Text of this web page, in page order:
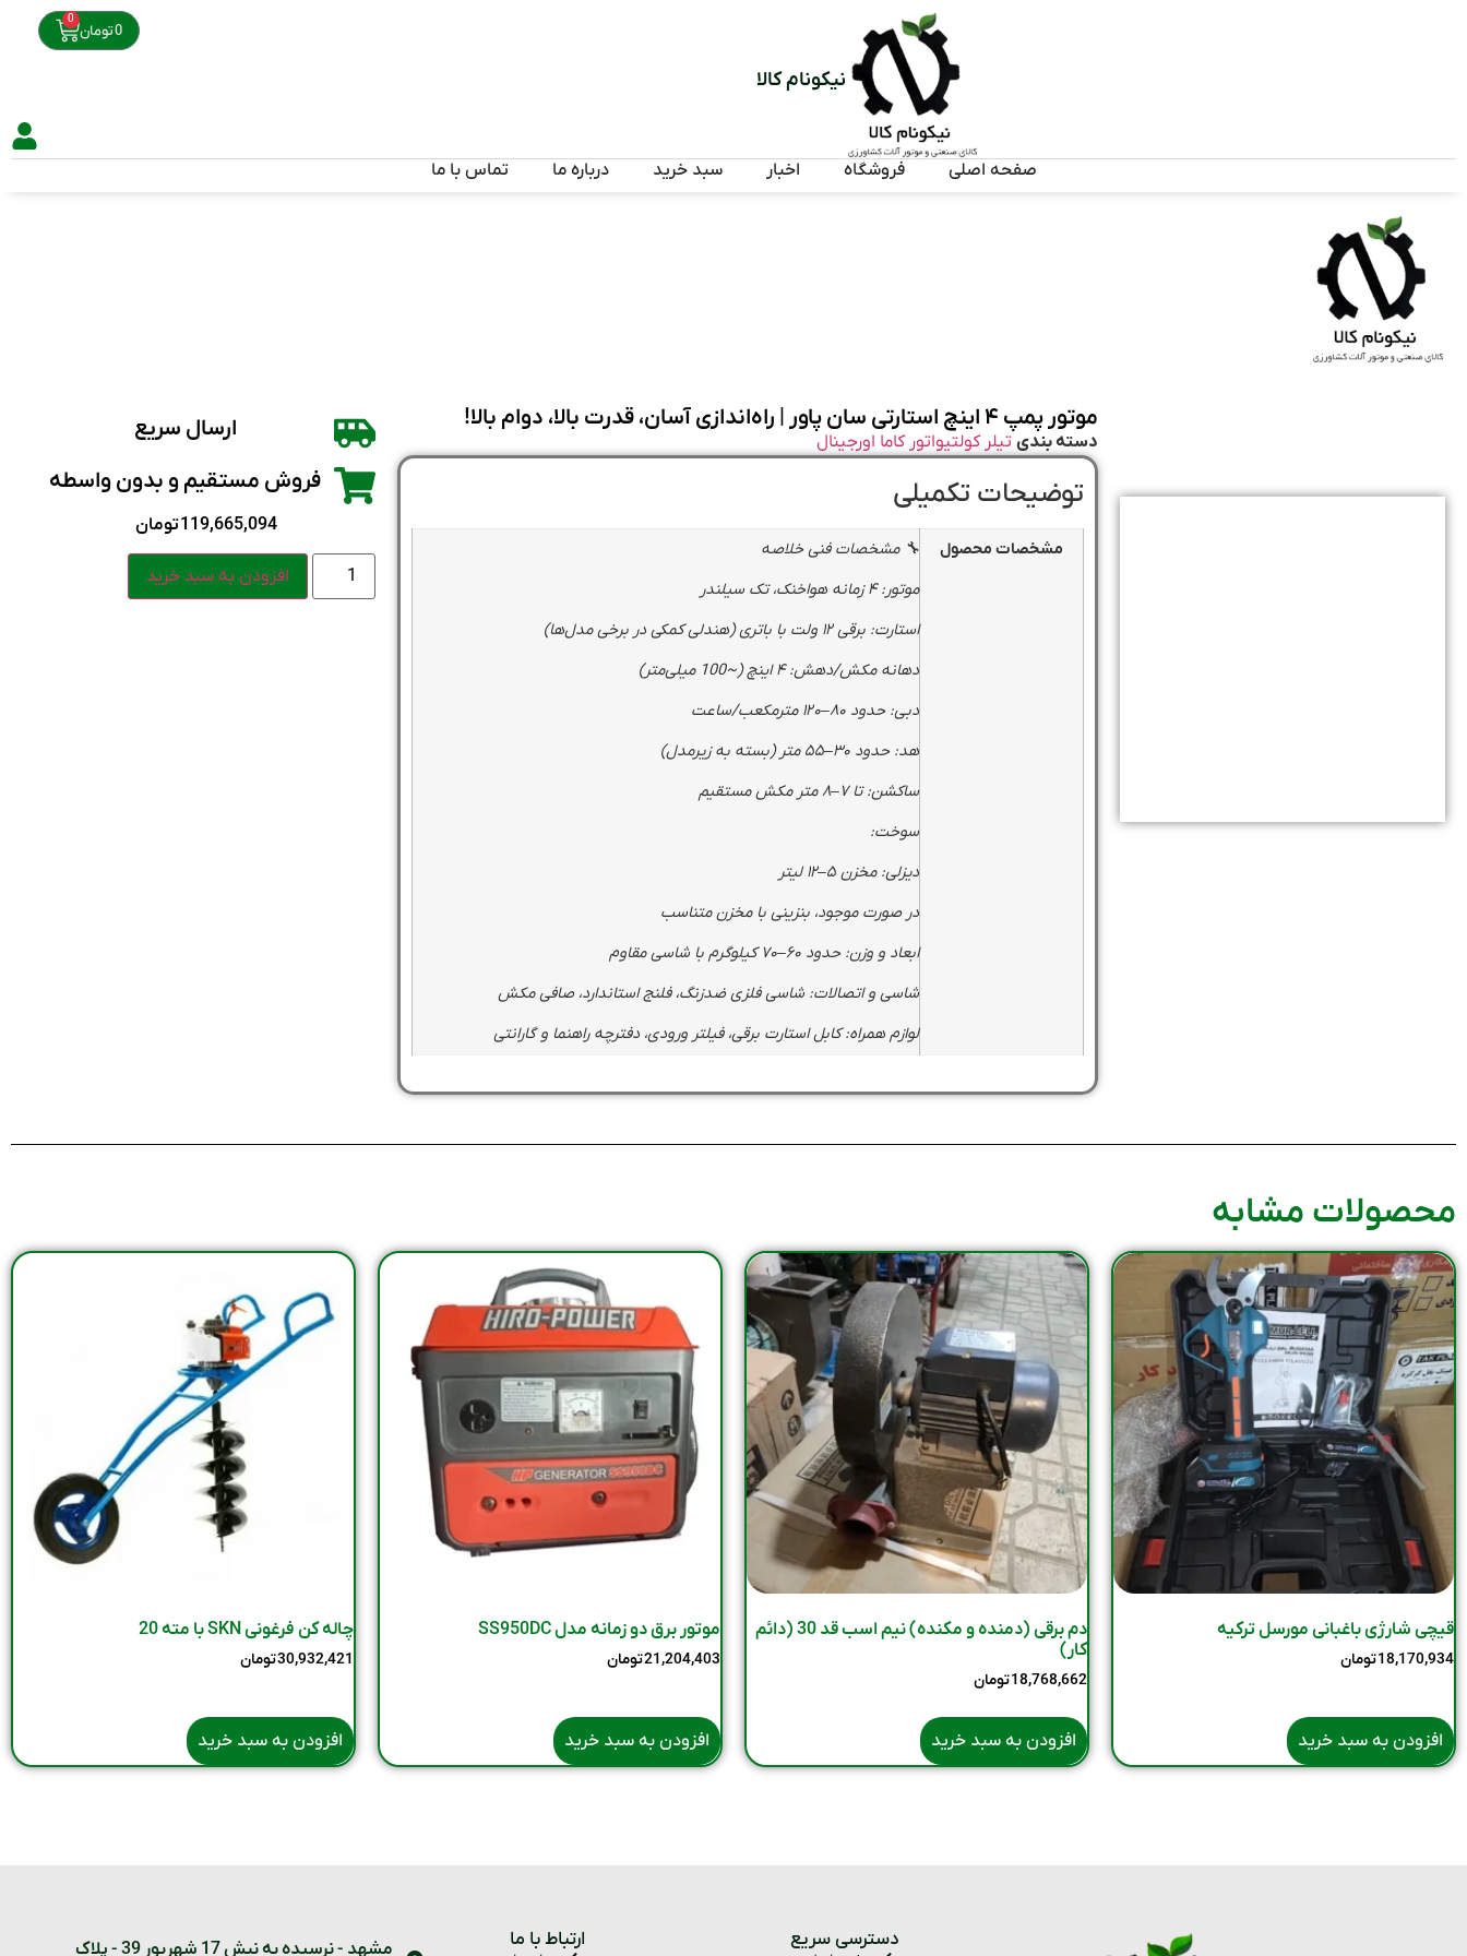
0تومان
0
نیکونام کالا
صفحه اصلی فروشگاه اخبار سبد خرید درباره ما تماس با ما
موتور پمپ ۴ اینچ استارتی سان پاور | راه‌اندازی آسان، قدرت بالا، دوام بالا!
دسته بندی تیلر کولتیواتور کاما اورجینال
توضیحات تکمیلی
مشخصات محصول
🔧 مشخصات فنی خلاصه
موتور: ۴ زمانه هواخنک، تک سیلندر
استارت: برقی ۱۲ ولت با باتری (هندلی کمکی در برخی مدل‌ها)
دهانه مکش/دهش: ۴ اینچ (~100 میلی‌متر)
دبی: حدود ۸۰–۱۲۰ مترمکعب/ساعت
هد: حدود ۳۰–۵۵ متر (بسته به زیرمدل)
ساکشن: تا ۷–۸ متر مکش مستقیم
سوخت:
دیزلی: مخزن ۵–۱۲ لیتر
در صورت موجود، بنزینی با مخزن متناسب
ابعاد و وزن: حدود ۶۰–۷۰ کیلوگرم با شاسی مقاوم
شاسی و اتصالات: شاسی فلزی ضدزنگ، فلنج استاندارد، صافی مکش
لوازم همراه: کابل استارت برقی، فیلتر ورودی، دفترچه راهنما و گارانتی
ارسال سریع
فروش مستقیم و بدون واسطه
119,665,094تومان
افزودن به سبد خرید
محصولات مشابه
قیچی شارژی باغبانی مورسل ترکیه
18,170,934تومان
افزودن به سبد خرید
دم برقی (دمنده و مکنده) نیم اسب قد 30 (دائم
کار)
18,768,662تومان
افزودن به سبد خرید
موتور برق دو زمانه مدل SS950DC
21,204,403تومان
افزودن به سبد خرید
چاله کن فرغونی SKN با مته 20
30,932,421تومان
افزودن به سبد خرید
دسترسی سریع ارتباط با ما مشهد - نرسیده به نبش 17 شهریور 39 - پلاک